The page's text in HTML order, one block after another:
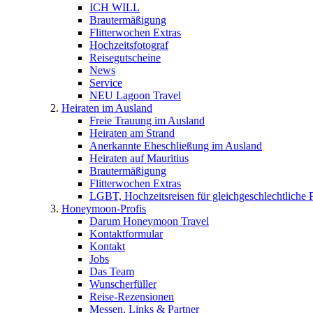
ICH WILL
Brautermäßigung
Flitterwochen Extras
Hochzeitsfotograf
Reisegutscheine
News
Service
NEU Lagoon Travel
Heiraten im Ausland
Freie Trauung im Ausland
Heiraten am Strand
Anerkannte Eheschließung im Ausland
Heiraten auf Mauritius
Brautermäßigung
Flitterwochen Extras
LGBT, Hochzeitsreisen für gleichgeschlechtliche
Honeymoon-Profis
Darum Honeymoon Travel
Kontaktformular
Kontakt
Jobs
Das Team
Wunscherfüller
Reise-Rezensionen
Messen, Links & Partner